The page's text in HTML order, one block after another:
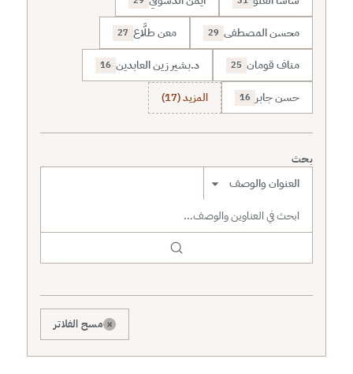
محسن المصطفى 29 معن طلَّاع 27
مناف قومان 25 د.بشير زين العابدين 16
حسن جابر 16 المزيد (17)
بحث
نطاق البحث
× مسح الفلاتر